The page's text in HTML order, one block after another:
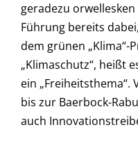
geradezu
Führung bereits
dem grünen „Klima“-
„Klimaschutz“, heißt
ein
bis zur Baerbock-
auch